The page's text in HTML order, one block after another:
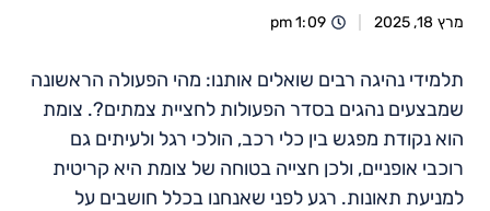
מרץ 18, 2025 1:09 pm
תלמידי נהיגה רבים שואלים אותנו: מהי הפעולה הראשונה
שמבצעים נהגים בסדר הפעולות לחציית צמתים?. צומת
הוא נקודת מפגש בין כלי רכב, הולכי רגל ולעיתים גם
רוכבי אופניים, ולכן חצייה בטוחה של צומת היא קריטית
למניעת תאונות. רגע לפני שאנחנו בכלל חושבים על